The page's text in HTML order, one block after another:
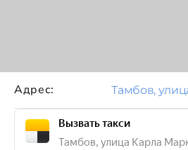
Адрес: Тамбов,
Вызвать такси
Тамбов, улица Карла